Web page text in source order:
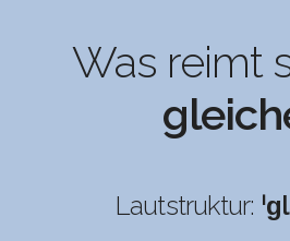
Was reimt
Lautstruktur: